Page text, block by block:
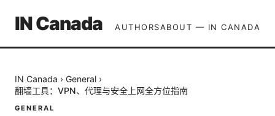
IN Canada AUTHORSABOUT — IN CANADA
IN Canada › General ›
翻墙工具：VPN、代理与安全上网全方位指南
GENERAL